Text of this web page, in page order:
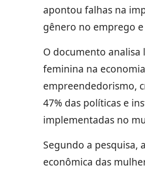
apontou falhas na
gênero no emprego
O documento
feminina na
empreendedorismo,
47% das políticas e
implementadas no
Segundo a pesquisa,
econômica das